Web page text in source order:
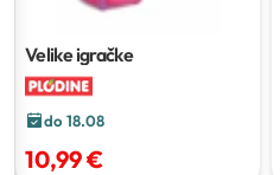
Velike igračke
do 18.08
10,99 €